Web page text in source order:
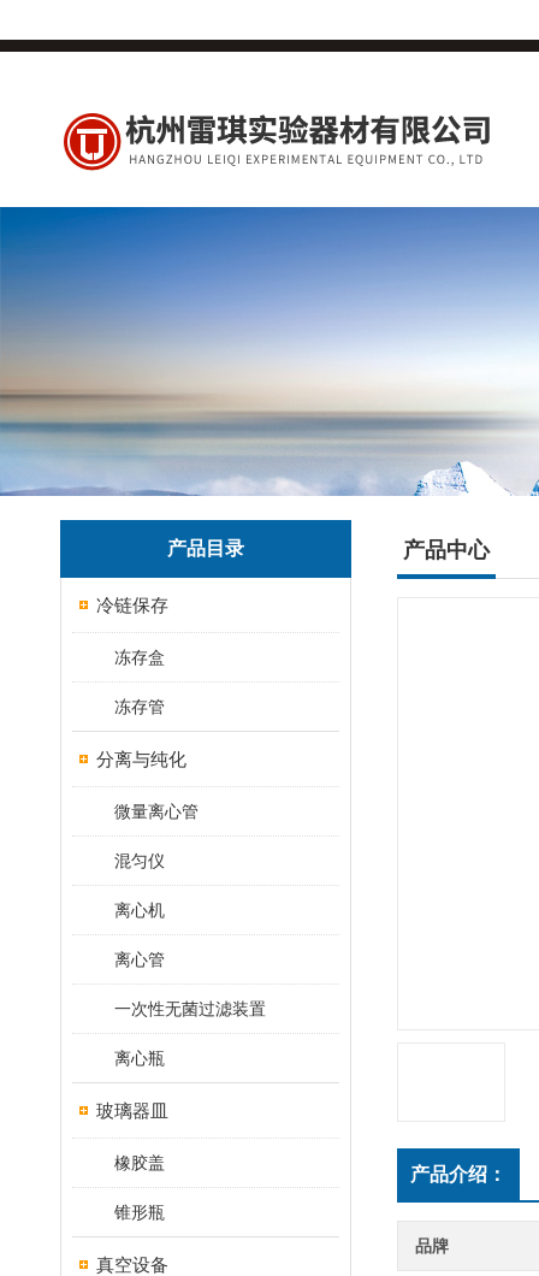
产品目录
冷链保存
冻存盒
冻存管
分离与纯化
微量离心管
混匀仪
离心机
离心管
一次性无菌过滤装置
离心瓶
玻璃器皿
橡胶盖
锥形瓶
真空设备
产品中心
产品介绍：
品牌